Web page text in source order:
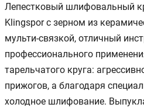
Лепестковый шлифовальный
Klingspor с зерном из
мульти-связкой, отличный
профессионального
тарельчатого круга:
прижогов, а благодаря
холодное шлифование.